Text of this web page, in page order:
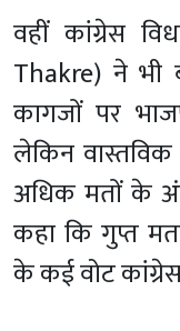
वहीं कांग्रेस
Thakre) ने भी
कागजों पर
लेकिन
अधिक मतों के
कहा कि गुप्त
के कई वोट